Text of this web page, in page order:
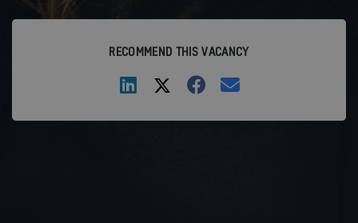
RECOMMEND THIS VACANCY